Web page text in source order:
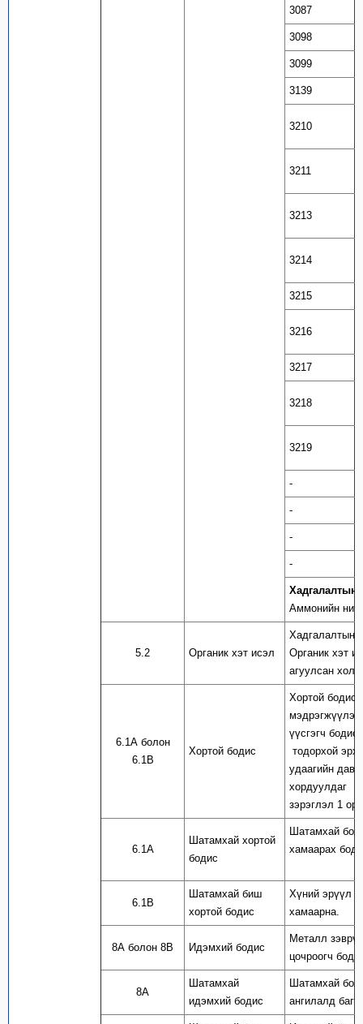
3087
3098
3099
3139
3210
3211
3213
3214
3215
3216
3217
3218
3219
-
-
-
-
Хадгалалтын
Аммонийн
5.2 Органик хэт исэл
Хадгалалтын
Органик хэт
агуулсан
6.1А болон
6.1В
Хортой бодис
Хортой
үүсгэгч
тодорхой
удаагийн
хордуулдаг
зэрэглэл 1
6.1А
Шатамхай хортой
бодис
Шатамхай
хамаарах
6.1В
Шатамхай биш
хортой бодис
Хүний эрүүл
хамаарна.
8А болон 8В Идэмхий бодис
Металл
цочроогч
8А
Шатамхай
идэмхий бодис
Шатамхай
ангилалд